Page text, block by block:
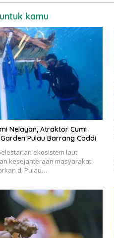
kamu
Nelayan, Atraktor Cumi
Pulau Barrang Caddi
ekosistem laut
kesejahteraan masyarakat
di Pulau…